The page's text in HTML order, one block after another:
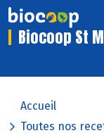
Biocoop St
Accueil
Toutes nos